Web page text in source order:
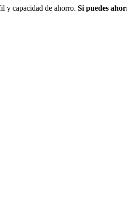
y capacidad de ahorro. Si puedes